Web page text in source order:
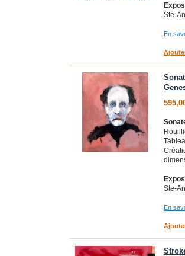
Ste-
En
Ste-
En